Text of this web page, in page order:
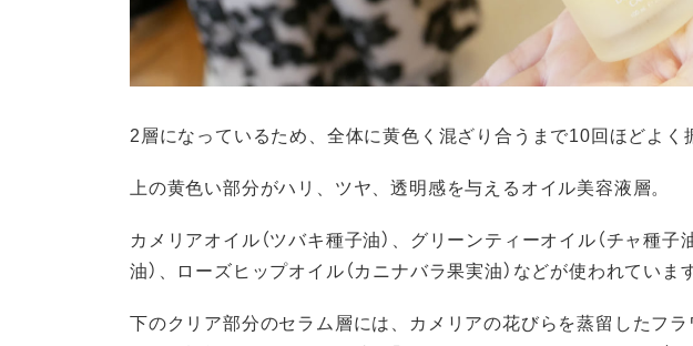
2層になっているため、全体に黄色く混ざり合うまで10回ほどよく
上の黄色い部分がハリ、ツヤ、透明感を与えるオイル美容液層。
カメリアオイル（ツバキ種子油）、グリーンティーオイル（チャ種子
油）、ローズヒップオイル（カニナバラ果実油）などが使われています
下のクリア部分のセラム層には、カメリアの花びらを蒸留したフ